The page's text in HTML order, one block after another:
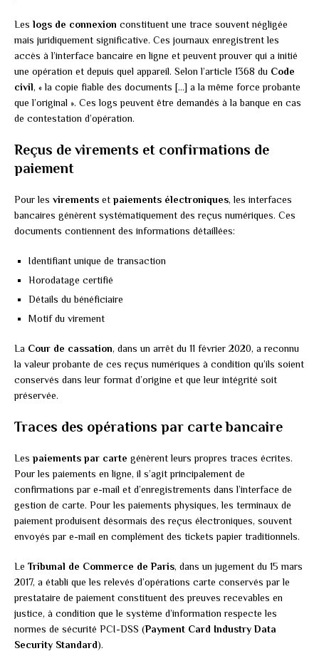
Les logs de connexion constituent une trace souvent négligée
mais juridiquement significative. Ces journaux enregistrent les
accès à l’interface bancaire en ligne et peuvent prouver qui a initié
une opération et depuis quel appareil. Selon l’article 1368 du Code
civil, « la copie fiable des documents […] a la même force probante
que l’original ». Ces logs peuvent être demandés à la banque en cas
de contestation d’opération.
Reçus de virements et confirmations de
paiement
Pour les virements et paiements électroniques, les interfaces
bancaires génèrent systématiquement des reçus numériques. Ces
documents contiennent des informations détaillées:
Identifiant unique de transaction
Horodatage certifié
Détails du bénéficiaire
Motif du virement
La Cour de cassation, dans un arrêt du 11 février 2020, a reconnu
la valeur probante de ces reçus numériques à condition qu’ils soient
conservés dans leur format d’origine et que leur intégrité soit
préservée.
Traces des opérations par carte bancaire
Les paiements par carte génèrent leurs propres traces écrites.
Pour les paiements en ligne, il s’agit principalement de
confirmations par e-mail et d’enregistrements dans l’interface de
gestion de carte. Pour les paiements physiques, les terminaux de
paiement produisent désormais des reçus électroniques, souvent
envoyés par e-mail en complément des tickets papier traditionnels.
Le Tribunal de Commerce de Paris, dans un jugement du 15 mars
2017, a établi que les relevés d’opérations carte conservés par le
prestataire de paiement constituent des preuves recevables en
justice, à condition que le système d’information respecte les
normes de sécurité PCI-DSS (Payment Card Industry Data
Security Standard).